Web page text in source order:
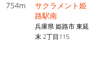
754m
サクラメント姫
路駅南
兵庫県 姫路市 東延
末 2丁目115